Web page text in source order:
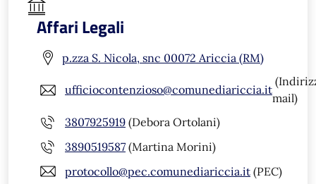
Affari Legali
p.zza S. Nicola, snc 00072 Ariccia (RM)
ufficiocontenzioso@comunediariccia.it
mail)
3807925919 (Debora Ortolani)
3890519587 (Martina Morini)
protocollo@pec.comunediariccia.it (PEC)